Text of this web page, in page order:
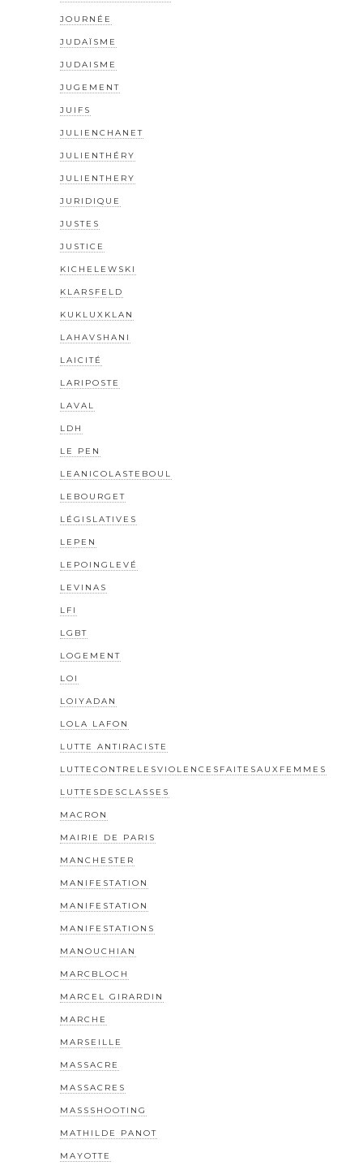
JOURNÉE
JUDAÏSME
JUDAISME
JUGEMENT
JUIFS
JULIENCHANET
JULIENTHÉRY
JULIENTHERY
JURIDIQUE
JUSTES
JUSTICE
KICHELEWSKI
KLARSFELD
KUKLUXKLAN
LAHAVSHANI
LAICITÉ
LARIPOSTE
LAVAL
LDH
LE PEN
LEANICOLASTEBOUL
LEBOURGET
LÉGISLATIVES
LEPEN
LEPOINGLEVÉ
LEVINAS
LFI
LGBT
LOGEMENT
LOI
LOIYADAN
LOLA LAFON
LUTTE ANTIRACISTE
LUTTECONTRELESVIOLENCESFAITESAUXFEMMES
LUTTESDESCLASSES
MACRON
MAIRIE DE PARIS
MANCHESTER
MANIFESTATION
MANIFESTATION
MANIFESTATIONS
MANOUCHIAN
MARCBLOCH
MARCEL GIRARDIN
MARCHE
MARSEILLE
MASSACRE
MASSACRES
MASSSHOOTING
MATHILDE PANOT
MAYOTTE